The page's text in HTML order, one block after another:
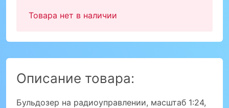
Товара нет в наличии
Описание товара:
Бульдозер на радиоуправлении, масштаб 1:24,